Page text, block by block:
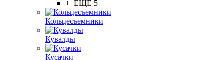
+ ЕЩЕ 5
Кольцесъемники
Кувалды
Кусачки